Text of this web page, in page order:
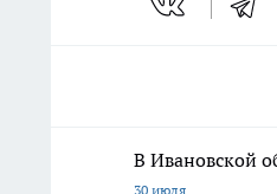
В Ивановской
30 июля